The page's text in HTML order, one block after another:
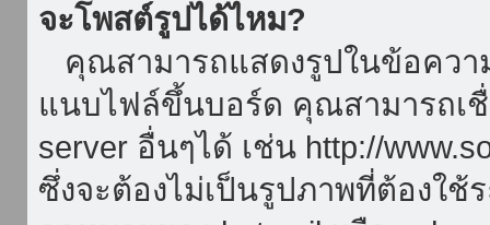
จะโพสต์รูปได้ไหม?
คุณสามารถแสดงรูปในข้อคว
แนบไฟล์ขึ้นบอร์ด คุณสามารถเชื่
server อื่นๆได้ เช่น http://
ซึ่งจะต้องไม่เป็นรูปภาพที่ต้องใ